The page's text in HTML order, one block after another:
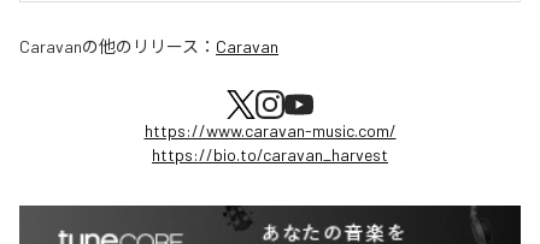
Caravanの他のリリース： Caravan
https://www.caravan-music.com/
https://bio.to/caravan_harvest